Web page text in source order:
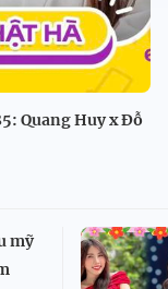
Quang Huy x Đỗ
mỹ